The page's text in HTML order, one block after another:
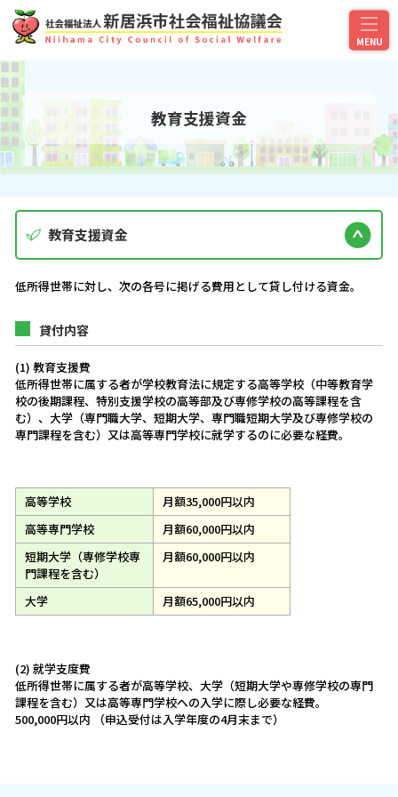
教育支援資金
教育支援資金
低所得世帯に対し、次の各号に掲げる費用として貸し付ける資金。
貸付内容
(1) 教育支援費
低所得世帯に属する者が学校教育法に規定する高等学校（中等教育学
校の後期課程、特別支援学校の高等部及び専修学校の高等課程を含
む）、大学（専門職大学、短期大学、専門職短期大学及び専修学校の
専門課程を含む）又は高等専門学校に就学するのに必要な経費。
高等学校
月額35,000円以内
高等専門学校
月額60,000円以内
短期大学（専修学校専
門課程を含む）
月額60,000円以内
大学 月額65,000円以内
(2) 就学支度費
低所得世帯に属する者が高等学校、大学（短期大学や専修学校の専門
課程を含む）又は高等専門学校への入学に際し必要な経費。
500,000円以内 （申込受付は入学年度の4月末まで）